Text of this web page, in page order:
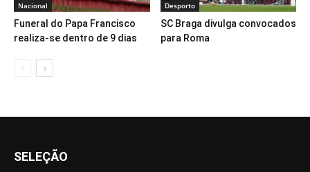
Nacional
Funeral do Papa Francisco
realiza-se dentro de 9 dias
Desporto
SC Braga divulga convocados
para Roma
SELEÇÃO